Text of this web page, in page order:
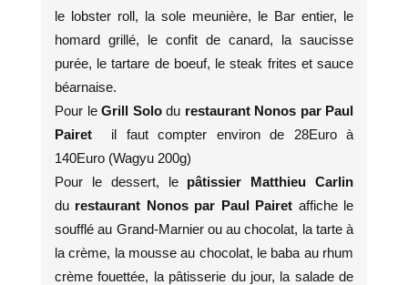
le lobster roll, la sole meunière, le Bar entier, le
homard grillé, le confit de canard, la saucisse
purée, le tartare de boeuf, le steak frites et sauce
béarnaise.
Pour leGrill Solodu restaurant Nonos par Paul
Pairet
il faut compter environ de 28Euro à
140Euro (Wagyu 200g)
Pour le dessert, lepâtissier Matthieu Carlin
du restaurant Nonos par Paul Pairet affiche le
soufflé au Grand-Marnier ou au chocolat, la tarte à
la crème, la mousse au chocolat, le baba au rhum
crème fouettée, la pâtisserie du jour, la salade de